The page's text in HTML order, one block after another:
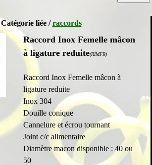
Catégorie liée /raccords
Raccord Inox Femelle mâcon
à ligature reduite(RIMFR)
Raccord Inox Femelle mâcon à
ligature reduite
Inox 304
Douille conique
Cannelure et écrou tournant
Joint c/c alimentaire
Diamètre macon disponible : 40 ou
50